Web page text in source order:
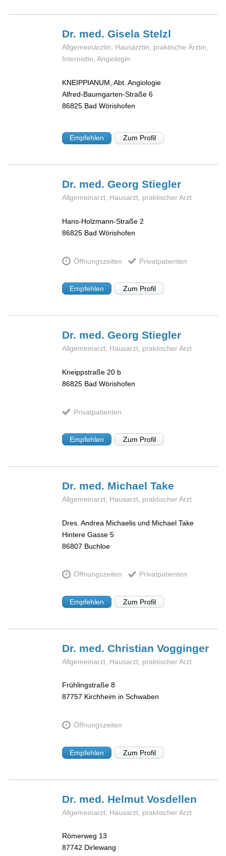
Dr. med. GiselaStelzl
Allgemeinärztin, Hausärztin, praktische Ärztin,
Internistin, Angiologin
KNEIPPIANUM, Abt. Angiologie
Alfred-Baumgarten-Straße 6
86825 Bad Wörishofen
Empfehlen Zum Profil
Dr. med. GeorgStiegler
Allgemeinarzt, Hausarzt, praktischer Arzt
Hans-Holzmann-Straße 2
86825 Bad Wörishofen
Öffnungszeiten Privatpatienten
Empfehlen Zum Profil
Dr. med. GeorgStiegler
Allgemeinarzt, Hausarzt, praktischer Arzt
Kneippstraße 20 b
86825 Bad Wörishofen
Privatpatienten
Empfehlen Zum Profil
Dr. med. MichaelTake
Allgemeinarzt, Hausarzt, praktischer Arzt
Dres. Andrea Michaelis und Michael Take
Hintere Gasse 5
86807 Buchloe
Öffnungszeiten Privatpatienten
Empfehlen Zum Profil
Dr. med. ChristianVogginger
Allgemeinarzt, Hausarzt, praktischer Arzt
Frühlingstraße 8
87757 Kirchheim in Schwaben
Öffnungszeiten
Empfehlen Zum Profil
Dr. med. HelmutVosdellen
Allgemeinarzt, Hausarzt, praktischer Arzt
Römerweg 13
87742 Dirlewang